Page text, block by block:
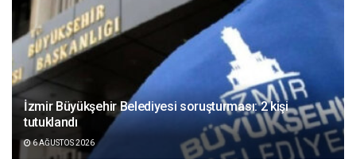
İzmir Büyükşehir Belediyesi soruşturması: 2 kişi
tutuklandı
6 AĞUSTOS 2026